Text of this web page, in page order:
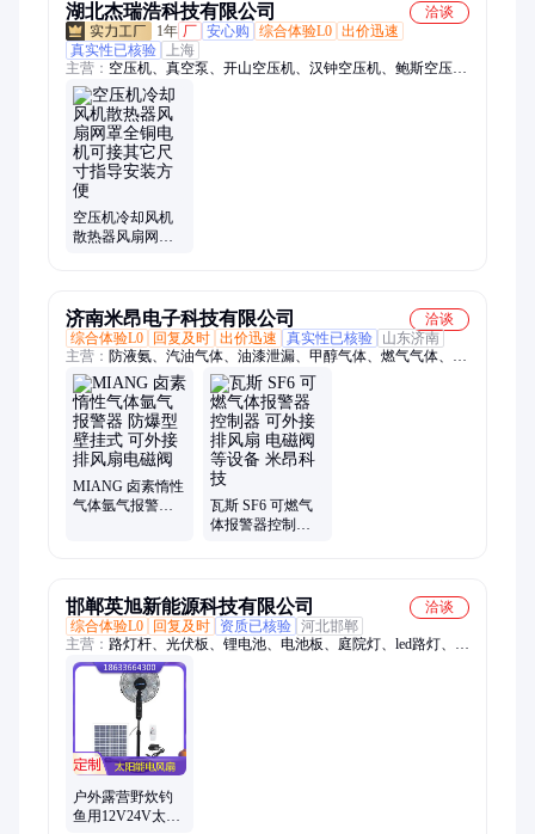
湖北杰瑞浩科技有限公司
洽谈
1年 厂 安心购 综合体验L0 出价迅速
真实性已核验
上海
主营： 空压机、真空泵、开山空压机、汉钟空压机、鲍斯空压
机、涡旋式空压机、柴油移动空压机、空压机维修、螺杆空压
机、空压机油、空压机配件、空压机租赁、真空泵油、离心式压
缩机、无油空压机、油气分离器、油过滤器、铝合金管道、吸附
式干燥机、二氧化碳压缩机、空压机散热器、一体化提升泵站、
空压机轴承
空压机冷却风机
散热器风扇网罩
济南米昂电子科技有限公司
洽谈
综合体验L0
回复及时 出价迅速 真实性已核验
山东济南
主营： 防液氨、汽油气体、油漆泄漏、甲醇气体、燃气气体、油
漆气体、甲酯气体、米昂电子、氧气气体、乙醇气体、氮气气
体、柴油气体、氟利昂气体、火焰探测器、报警控制器、检测探
测器、泄漏检测仪、液化气气体、气体报警器、气体探测器、气
体检测仪、硫化氢检测、NMP报警器、静电接地、人体静电
MIANG 卤素惰性
气体氩气报警器
瓦斯 SF6 可燃气
体报警器控制器
邯郸英旭新能源科技有限公司
洽谈
综合体验L0
回复及时 资质已核验 河北邯郸
主营： 路灯杆、光伏板、锂电池、电池板、庭院灯、led路灯、逆
变器、照明灯、道路灯、光伏路灯、太阳能路灯、太阳能语音播
报、光伏逆变器、太阳能杀虫灯、太阳能监控、太阳能发电站、
太阳能广告牌
户外露营野炊钓
鱼用12V24V太阳